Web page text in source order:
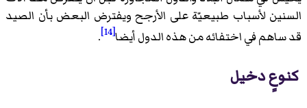
السنين لأسباب طبيعيّة على الأرجح ويفترض البعض بأن الصيد
قد ساهم في اختفائه من هذه الدول أيضا[14]
.
كنوعٍ دخيل